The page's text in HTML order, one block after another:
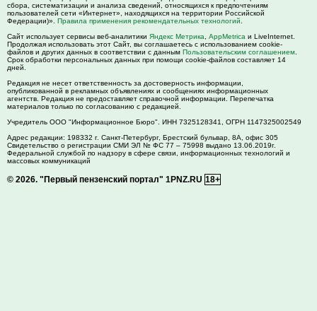
сбора, систематизации и анализа сведений, относящихся к предпочтениям
пользователей сети «Интернет», находящихся на территории Российской
Федерации)». Правила применения рекомендательных технологий
Сайт использует сервисы веб-аналитики Яндекс Метрика AppMetrica и LiveInternet.
Продолжая использовать этот Сайт, вы соглашаетесь с использованием cookie-
файлов и других данных в соответствии с данным Пользовательским соглашением
Срок обработки персональных данных при помощи cookie-файлов составляет 14
дней.
Редакция не несет ответственность за достоверность информации,
опубликованной в рекламных объявлениях и сообщениях информационных
агентств. Редакция не предоставляет справочной информации. Перепечатка
материалов только по согласованию с редакцией.
Учредитель ООО "Информационное Бюро". ИНН 7325128341, ОГРН 1147325002549
Адрес редакции: 198332 г. Санкт-Петербург, Брестский бульвар, 8А, офис 305
Свидетельство о регистрации СМИ ЭЛ № ФС 77 – 75998 выдано 13.06.2019г.
Федеральной службой по надзору в сфере связи, информационных технологий и
массовых коммуникаций
© 2026. "Первый пензенский портал" 1PNZ.RU 18+